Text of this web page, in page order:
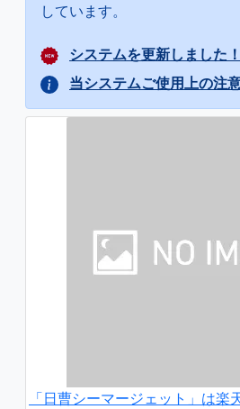
しています。
システムを更新しました！
当システムご使用上の注
「日曹シーマージェット」は